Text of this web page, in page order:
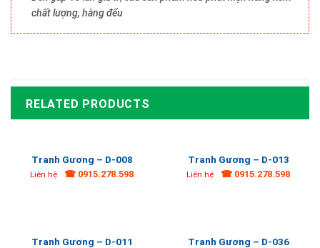
chất lượng, hàng đểu
RELATED PRODUCTS
Tranh Gương – D-008
Liên hệ ☎ 0915.278.598
Tranh Gương – D-013
Liên hệ ☎ 0915.278.598
Tranh Gương – D-011 Tranh Gương – D-036